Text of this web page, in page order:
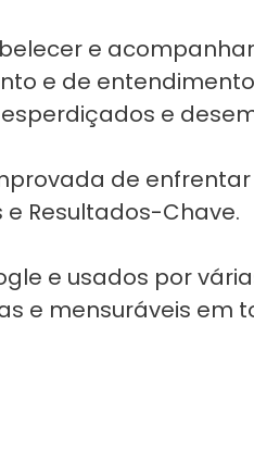
e
e de
e
de
e Resultados-Chave.
e usados por
e mensuráveis em